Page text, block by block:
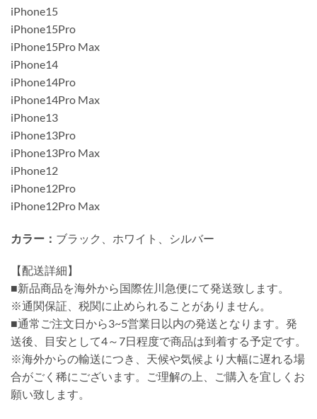
iPhone15
iPhone15Pro
iPhone15Pro Max
iPhone14
iPhone14Pro
iPhone14Pro Max
iPhone13
iPhone13Pro
iPhone13Pro Max
iPhone12
iPhone12Pro
iPhone12Pro Max
カラー： ブラック、ホワイト、シルバー
【配送詳細】
■新品商品を海外から国際佐川急便にて発送致します。
※通関保証、税関に止められることがありません。
■通常ご注文日から3~5営業日以内の発送となります。発
送後、目安として4～7日程度で商品は到着する予定です。
※海外からの輸送につき、天候や気候より大幅に遅れる場
合がごく稀にございます。ご理解の上、ご購入を宜しくお
願い致します。